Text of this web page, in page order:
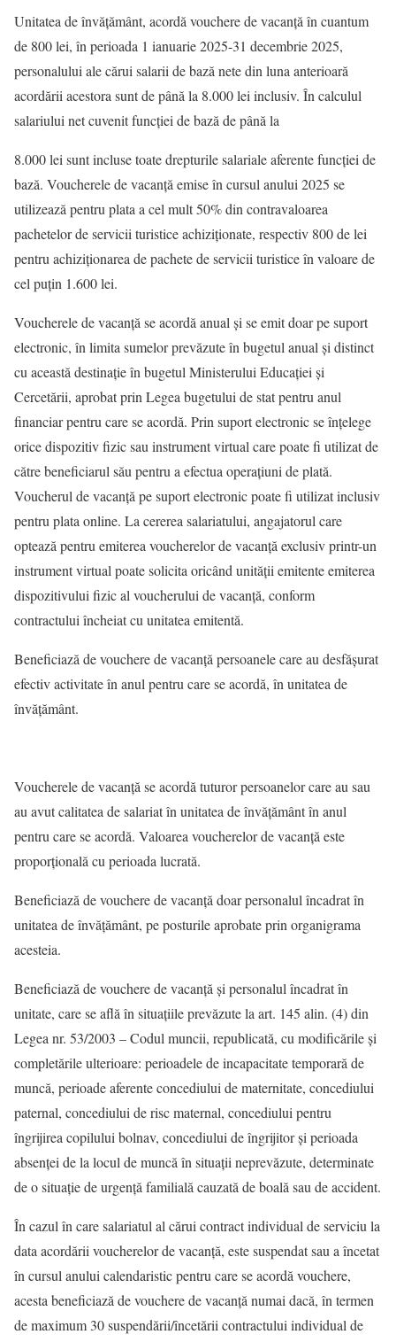
Unitatea de învățământ, acordă vouchere de vacanţă în cuantum
de 800 lei, în perioada 1 ianuarie 2025-31 decembrie 2025,
personalului ale cărui salarii de bază nete din luna anterioară
acordării acestora sunt de până la 8.000 lei inclusiv. În calculul
salariului net cuvenit funcției de bază de până la
8.000 lei sunt incluse toate drepturile salariale aferente funcției de
bază. Voucherele de vacanţă emise în cursul anului 2025 se
utilizează pentru plata a cel mult 50% din contravaloarea
pachetelor de servicii turistice achiziţionate, respectiv 800 de lei
pentru achiziţionarea de pachete de servicii turistice în valoare de
cel puţin 1.600 lei.
Voucherele de vacanță se acordă anual și se emit doar pe suport
electronic, în limita sumelor prevăzute în bugetul anual și distinct
cu această destinație în bugetul Ministerului Educației și
Cercetării, aprobat prin Legea bugetului de stat pentru anul
financiar pentru care se acordă. Prin suport electronic se înţelege
orice dispozitiv fizic sau instrument virtual care poate fi utilizat de
către beneficiarul său pentru a efectua operaţiuni de plată.
Voucherul de vacanţă pe suport electronic poate fi utilizat inclusiv
pentru plata online. La cererea salariatului, angajatorul care
optează pentru emiterea voucherelor de vacanţă exclusiv printr-un
instrument virtual poate solicita oricând unităţii emitente emiterea
dispozitivului fizic al voucherului de vacanţă, conform
contractului încheiat cu unitatea emitentă.
Beneficiază de vouchere de vacanță persoanele care au desfășurat
efectiv activitate în anul pentru care se acordă, în unitatea de
învățământ.
Voucherele de vacanţă se acordă tuturor persoanelor care au sau
au avut calitatea de salariat în unitatea de învățământ în anul
pentru care se acordă. Valoarea voucherelor de vacanţă este
proporţională cu perioada lucrată.
Beneficiază de vouchere de vacanță doar personalul încadrat în
unitatea de învățământ, pe posturile aprobate prin organigrama
acesteia.
Beneficiază de vouchere de vacanță și personalul încadrat în
unitate, care se află în situațiile prevăzute la art. 145 alin. (4) din
Legea nr. 53/2003 – Codul muncii, republicată, cu modificările și
completările ulterioare: perioadele de incapacitate temporară de
muncă, perioade aferente concediului de maternitate, concediului
paternal, concediului de risc maternal, concediului pentru
îngrijirea copilului bolnav, concediului de îngrijitor şi perioada
absenţei de la locul de muncă în situaţii neprevăzute, determinate
de o situaţie de urgenţă familială cauzată de boală sau de accident.
În cazul în care salariatul al cărui contract individual de serviciu la
data acordării voucherelor de vacanță, este suspendat sau a încetat
în cursul anului calendaristic pentru care se acordă vouchere,
acesta beneficiază de vouchere de vacanță numai dacă, în termen
de maximum 30 suspendării/încetării contractului individual de